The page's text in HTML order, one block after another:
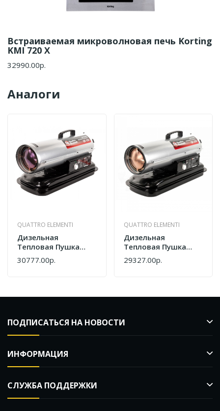
Встраиваемая микроволновая печь Korting
KMI 720 X
32990.00р.
Аналоги
QUATTRO ELEMENTI
Дизельная
Тепловая Пушка
QUATTRO ELEMENTI
QE- 15D 772-326
30777.00р.
QUATTRO ELEMENTI
Дизельная
Тепловая Пушка
QUATTRO ELEMENTI
QE- 25D 772-333
29327.00р.
ПОДПИСАТЬСЯ НА НОВОСТИ
ИНФОРМАЦИЯ
СЛУЖБА ПОДДЕРЖКИ